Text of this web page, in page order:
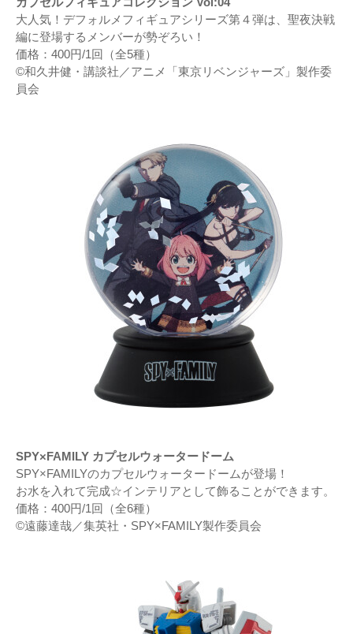
大人気！デフォルメフィギュアシリーズ第４弾は、聖夜決戦
編に登場するメンバーが勢ぞろい！
価格：400円/1回（全5種）
©和久井健・講談社／アニメ「東京リベンジャーズ」製作委
員会
SPY×FAMILY カプセルウォータードーム
SPY×FAMILYのカプセルウォータードームが登場！
お水を入れて完成☆インテリアとして飾ることができます。
価格：400円/1回（全6種）
©遠藤達哉／集英社・SPY×FAMILY製作委員会